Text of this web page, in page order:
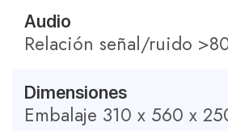
Audio
Relación señal/ruido
Dimensiones
Embalaje 310 x 560 x